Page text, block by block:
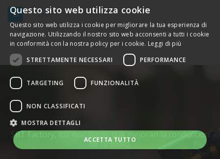
SRT Factory, los manillares que mejoran la conducciòn
de tu moto.
Questo sito web utilizza cookie
Questo sito web utilizza i cookie per migliorare la tua esperienza di
navigazione. Utilizzando il nostro sito web acconsenti a tutti i cookie
in conformità con la nostra policy per i cookie. Leggi di più
STRETTAMENTE NECESSARI
PERFORMANCE
TARGETING FUNZIONALITÀ
NON CLASSIFICATI
MOSTRA DETTAGLI
ACCETTA TUTTO